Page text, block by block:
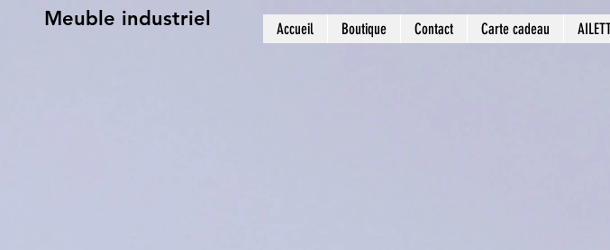
Meuble industriel Accueil Boutique Contact Carte cadeau